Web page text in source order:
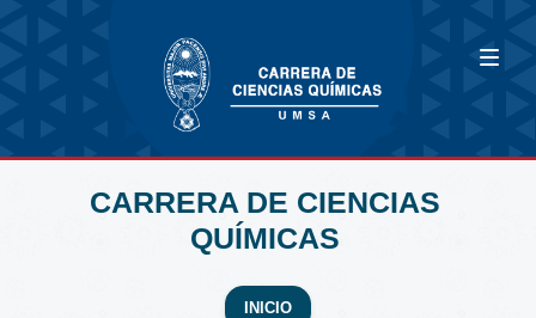
CARRERA DE CIENCIAS
QUÍMICAS
INICIO